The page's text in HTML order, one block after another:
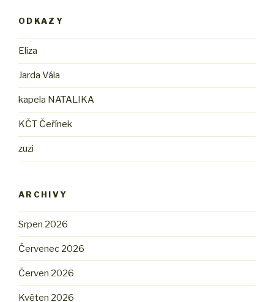
ODKAZY
Eliza
Jarda Vála
kapela NATALIKA
KČT Čeřínek
zuzi
ARCHIVY
Srpen 2026
Červenec 2026
Červen 2026
Květen 2026